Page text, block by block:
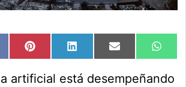
Compartir
en
PinterestCompartir
en
LinkedInCompartir
en
Email
en
artificial está desempeñando